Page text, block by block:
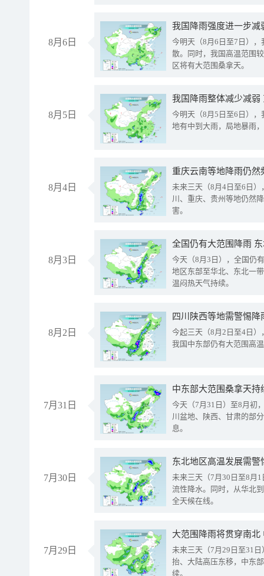
8月6日
今明天（8月6日至7日）
散。同时，我国高温范围
区将有大范围桑拿天。
8月5日
我国降雨整体减少减弱
今明天（8月5日至6日）
地有中到大雨，局地暴雨
8月4日
重庆云南等地降雨仍然
未来三天（8月4日至6日
川、重庆、贵州等地仍然
害。
8月3日
全国仍有大范围降雨
今天（8月3日），全国仍
地区东部至华北、东北一
温闷热天气持续。
8月2日
今起三天（8月2日至4日
我国中东部仍有大范围高
7月31日
中东部大范围桑拿天
今天（7月31日）至8月初
川盆地、陕西、甘肃的部
息。
7月30日
东北地区高温发展需
未来三天（7月30日至8月
流性降水。同时，从华北
全天候在线。
7月29日
大范围降雨将贯穿南
未来三天（7月29日至31
抬、大陆高压东移，中东
续。